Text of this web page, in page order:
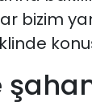
bizim